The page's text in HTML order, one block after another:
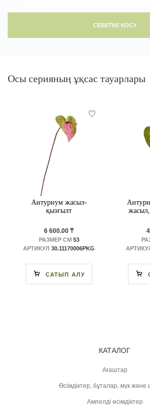
СЕБЕТКЕ ҚОСУ
Осы серияның ұқсас тауарлары
Антуриум жасыл-
қызғылт
6 600.00 ₸
РАЗМЕР СМ53
АРТИКУЛ 30.11170006PKG
САТЫП АЛУ
жасыл,
КАТАЛОГ
Ағаштар
Өсімдіктер, бұталар, мүк және
Ампелді өсімдіктер